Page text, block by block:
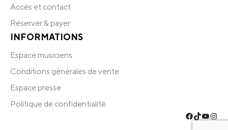
Accès et contact
Réserver & payer
INFORMATIONS
Espace musiciens
Conditions générales de vente
Espace presse
Politique de confidentialité